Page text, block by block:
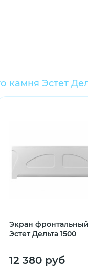
камня Эстет
Экран фронтальный
Эстет Дельта 1500
12 380 руб